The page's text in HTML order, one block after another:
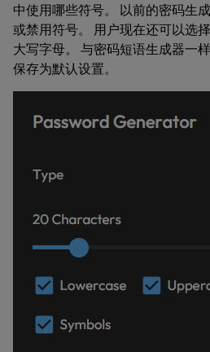
中使用哪些符号。 以前的密码生
或禁用符号。 用户现在还可以选
大写字母。 与密码短语生成器一
保存为默认设置。